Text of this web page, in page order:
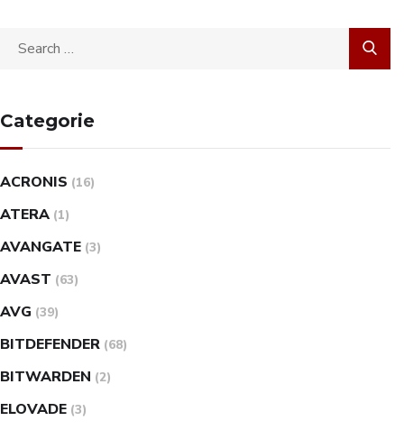
Categorie
ACRONIS (16)
ATERA (1)
AVANGATE (3)
AVAST (63)
AVG (39)
BITDEFENDER (68)
BITWARDEN (2)
ELOVADE (3)